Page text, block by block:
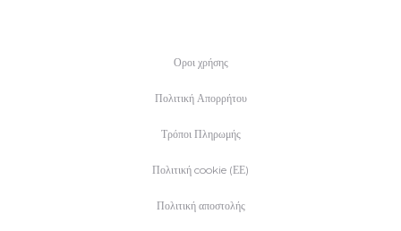
Οροι χρήσης
Πολιτική Απορρήτου
Τρόποι Πληρωμής
Πολιτική cookie (ΕΕ)
Πολιτική αποστολής